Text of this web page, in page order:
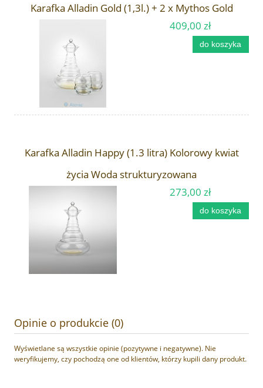
Karafka Alladin Gold (1,3l.) + 2 x Mythos Gold
409,00 zł
do koszyka
Karafka Alladin Happy (1.3 litra) Kolorowy kwiat
życia Woda strukturyzowana
273,00 zł
do koszyka
Opinie o produkcie (0)
Wyświetlane są wszystkie opinie (pozytywne i negatywne). Nie
weryfikujemy, czy pochodzą one od klientów, którzy kupili dany produkt.